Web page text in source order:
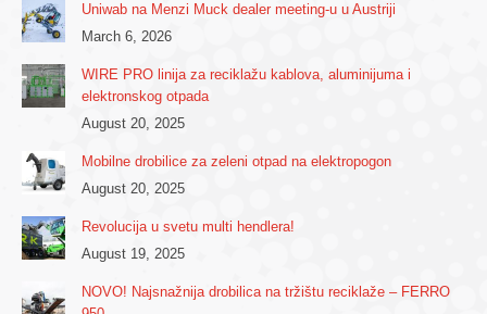
Uniwab na Menzi Muck dealer meeting-u u Austriji
March 6, 2026
WIRE PRO linija za reciklažu kablova, aluminijuma i
elektronskog otpada
August 20, 2025
Mobilne drobilice za zeleni otpad na elektropogon
August 20, 2025
Revolucija u svetu multi hendlera!
August 19, 2025
NOVO! Najsnažnija drobilica na tržištu reciklaže – FERRO